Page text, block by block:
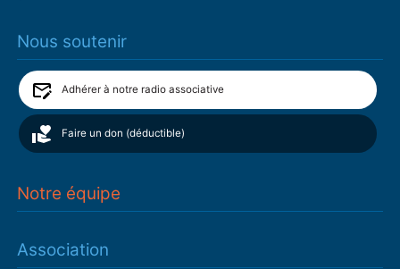
Nous soutenir
Adhérer à notre radio associative
Faire un don (déductible)
Notre équipe
Association